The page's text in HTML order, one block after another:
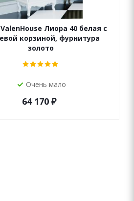
Лиора 40 белая с
корзиной, фурнитура
золото
Очень мало
64 170 ₽